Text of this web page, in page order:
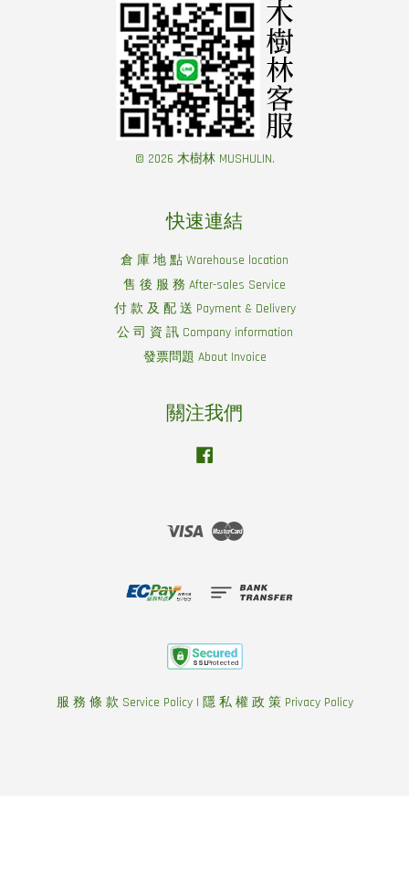
© 2026 木樹林 MUSHULIN.
快速連結
倉 庫 地 點 Warehouse location
售 後 服 務 After-sales Service
付 款 及 配 送 Payment & Delivery
公 司 資 訊 Company information
發票問題 About Invoice
關注我們
Visa Master
服 務 條 款 Service Policy| 隱 私 權 政 策 Privacy Policy